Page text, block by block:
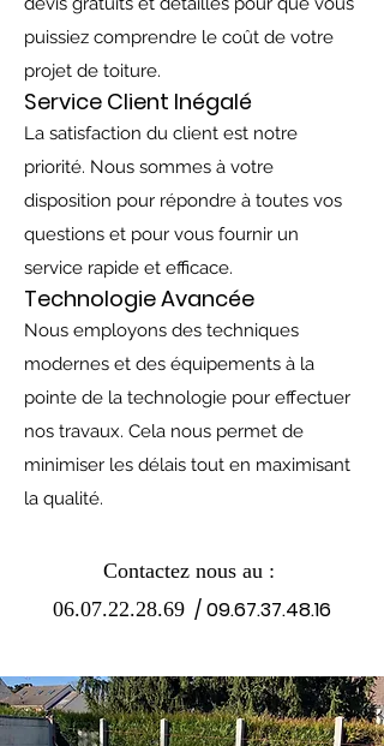
puissiez comprendre le coût de votre
projet de toiture.
Service Client Inégalé
La satisfaction du client est notre
priorité. Nous sommes à votre
disposition pour répondre à toutes vos
questions et pour vous fournir un
service rapide et efficace.
Technologie Avancée
Nous employons des techniques
modernes et des équipements à la
pointe de la technologie pour effectuer
nos travaux. Cela nous permet de
minimiser les délais tout en maximisant
la qualité.
Contactez nous au :
06.07.22.28.69 /09.67.37.48.16